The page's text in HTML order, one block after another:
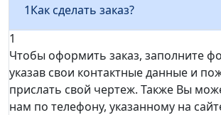
1Как сделать заказ?
1
Чтобы оформить заказ, заполните
указав свои контактные данные и
прислать свой чертеж. Также Вы
нам по телефону, указанному на